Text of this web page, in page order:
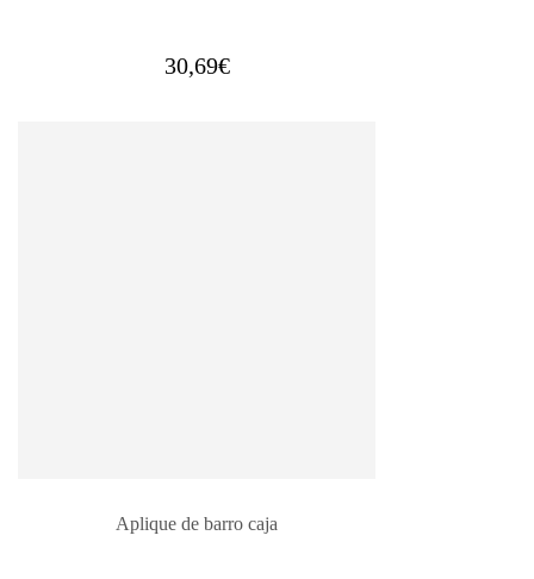
30,69€
Aplique de barro caja